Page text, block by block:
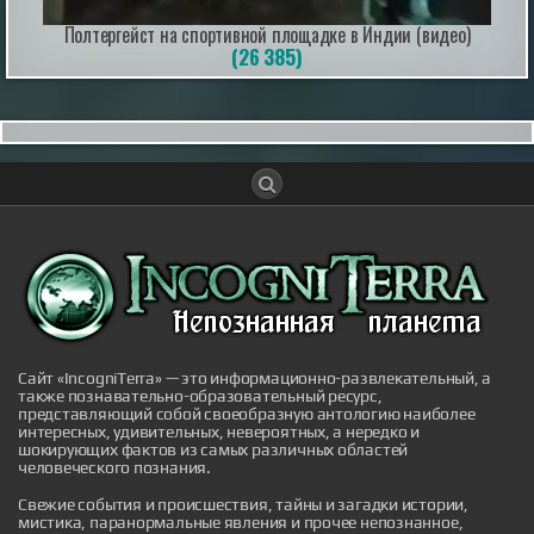
глянцевых плодов дачник получает горсть мелкой
кислой ягоды, а сами кусты выгорают под прямыми
лучами солнца или гниют от затяжных дождей.
Успех в выращивании д...
|
Воссоздан скелет гигантского древнего
крокодила, который охотился на
динозавров
Воссоздан скелет гигантского древнего крокодила,
который охотился на динозавров
naked-science.ru
Полтергейст на спортивной площадке в Индии (видео)
(26 385)
Сайт «IncogniTerra» — это информационно-развлекательный, а
также познавательно-образовательный ресурс,
представляющий собой своеобразную антологию наиболее
интересных, удивительных, невероятных, а нередко и
шокирующих фактов из самых различных областей
человеческого познания.
Свежие события и происшествия, тайны и загадки истории,
мистика, паранормальные явления и прочее непознанное,